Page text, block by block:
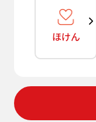
ほけん